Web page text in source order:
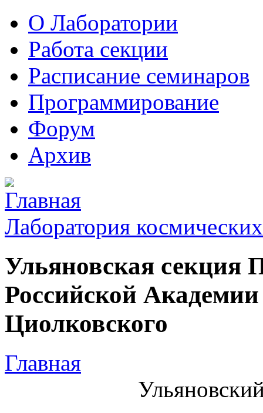
О Лаборатории
Работа секции
Расписание семинаров
Программирование
Форум
Архив
Лаборатория
Ульяновская секция
Российской
Циолковского
Главная